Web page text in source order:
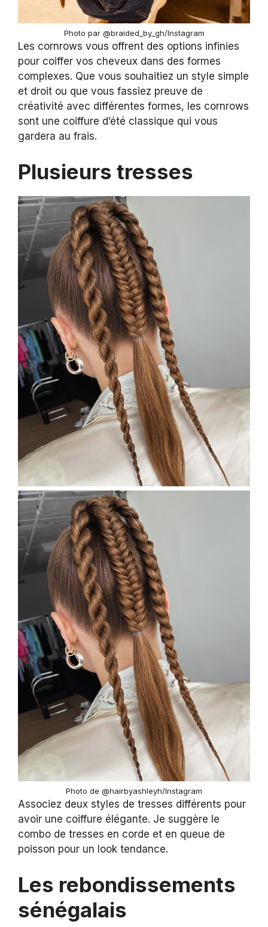
Photo par @braided_by_gh/Instagram
Les cornrows vous offrent des options infinies
pour coiffer vos cheveux dans des formes
complexes. Que vous souhaitiez un style simple
et droit ou que vous fassiez preuve de
créativité avec différentes formes, les cornrows
sont une coiffure d’été classique qui vous
gardera au frais.
Plusieurs tresses
Photo de @hairbyashleyh/Instagram
Associez deux styles de tresses différents pour
avoir une coiffure élégante. Je suggère le
combo de tresses en corde et en queue de
poisson pour un look tendance.
Les rebondissements
sénégalais